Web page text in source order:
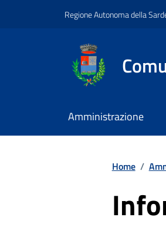
Regione Autonoma della
Amministrazione
Home /